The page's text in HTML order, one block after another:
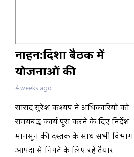
नाहन:दिशा बैठक में
योजनाओं की
समीक्षा,आपदा से निपटने
के लिए सांसद सुरेश
कश्यप ने अधिकारियों को
दिए सख्त निर्देश
4 weeks ago
सांसद सुरेश कश्यप ने अधिकारियों को
समयबद्ध कार्य पूरा करने के दिए निर्देश
मानसून की दस्तक के साथ सभी विभाग
आपदा से निपटे के लिए रहे तैयार